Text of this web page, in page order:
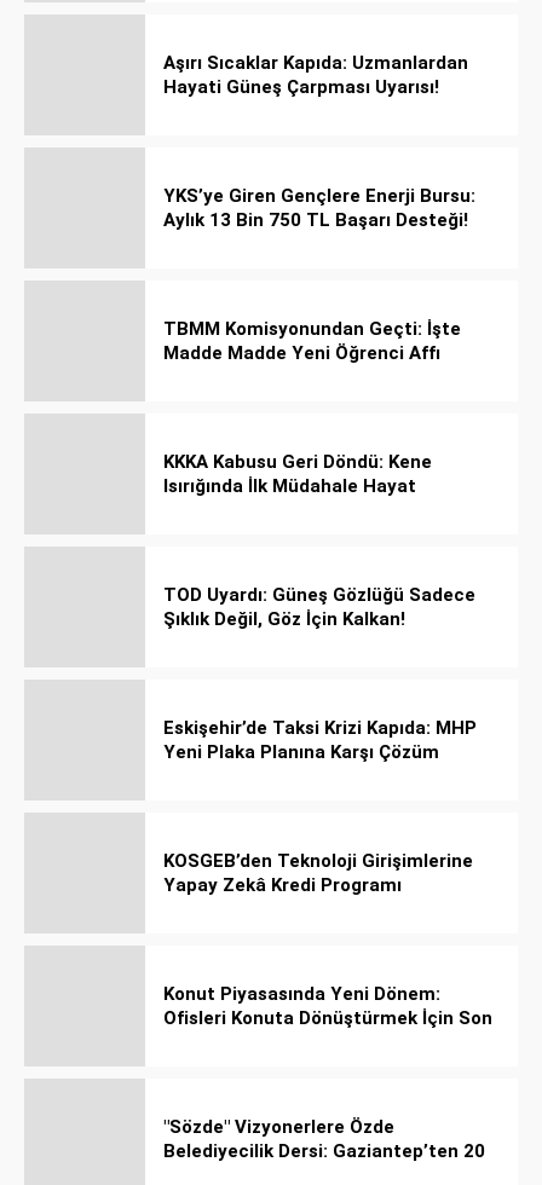
Aşırı Sıcaklar Kapıda: Uzmanlardan
Hayati Güneş Çarpması Uyarısı!
YKS’ye Giren Gençlere Enerji Bursu:
Aylık 13 Bin 750 TL Başarı Desteği!
TBMM Komisyonundan Geçti: İşte
Madde Madde Yeni Öğrenci Affı
KKKA Kabusu Geri Döndü: Kene
Isırığında İlk Müdahale Hayat
TOD Uyardı: Güneş Gözlüğü Sadece
Şıklık Değil, Göz İçin Kalkan!
Eskişehir’de Taksi Krizi Kapıda: MHP
Yeni Plaka Planına Karşı Çözüm
KOSGEB’den Teknoloji Girişimlerine
Yapay Zekâ Kredi Programı
Konut Piyasasında Yeni Dönem:
Ofisleri Konuta Dönüştürmek İçin Son
"Sözde" Vizyonerlere Özde
Belediyecilik Dersi: Gaziantep’ten 20